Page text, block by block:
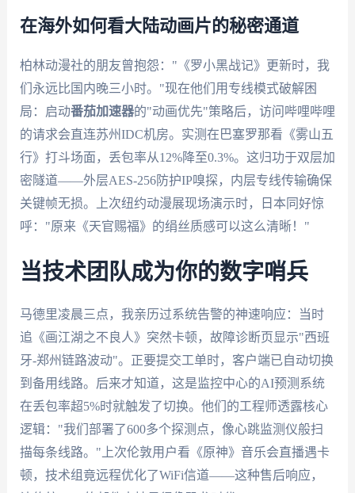
在海外如何看大陆动画片的秘密通道
柏林动漫社的朋友曾抱怨："《罗小黑战记》更新时，我
们永远比国内晚三小时。"现在他们用专线模式破解困
局：启动番茄加速器的"动画优先"策略后，访问哔哩哔哩
的请求会直连苏州IDC机房。实测在巴塞罗那看《雾山五
行》打斗场面，丢包率从12%降至0.3%。这归功于双层加
密隧道——外层AES-256防护IP嗅探，内层专线传输确保
关键帧无损。上次纽约动漫展现场演示时，日本同好惊
呼："原来《天官赐福》的绢丝质感可以这么清晰！"
当技术团队成为你的数字哨兵
马德里凌晨三点，我亲历过系统告警的神速响应：当时
追《画江湖之不良人》突然卡顿，故障诊断页显示"西班
牙-郑州链路波动"。正要提交工单时，客户端已自动切换
到备用线路。后来才知道，这是监控中心的AI预测系统
在丢包率超5%时就触发了切换。他们的工程师透露核心
逻辑："我们部署了600多个探测点，像心跳监测仪般扫
描每条线路。"上次伦敦用户看《原神》音乐会直播遇卡
顿，技术组竟远程优化了WiFi信道——这种售后响应，